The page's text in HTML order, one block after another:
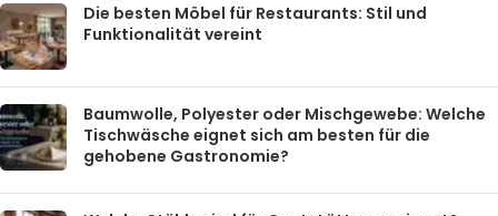
Die besten Möbel für Restaurants: Stil und
Funktionalität vereint
Baumwolle, Polyester oder Mischgewebe: Welche
Tischwäsche eignet sich am besten für die
gehobene Gastronomie?